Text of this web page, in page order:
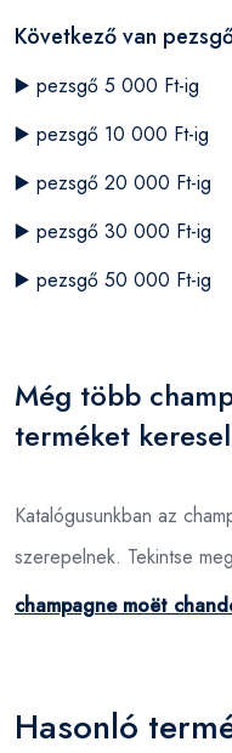
Következő van
▶️ pezsgő 5 000 Ft-ig
▶️ pezsgő 10 000 Ft-ig
▶️ pezsgő 20 000 Ft-ig
▶️ pezsgő 30 000 Ft-ig
▶️ pezsgő 50 000 Ft-ig
Még több
terméket
Katalógusunkban az
szerepelnek. Tekintse
champagne moët
Hasonló